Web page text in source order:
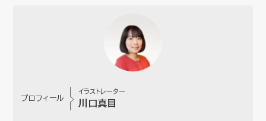
プロフィール
イラストレーター
川口真目